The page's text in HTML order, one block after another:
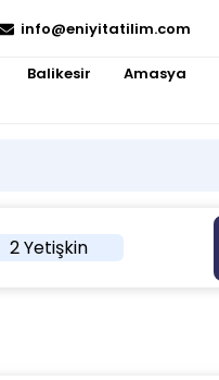
info@eniyitatilim.com
Balikesir Amasya
2 Yetişkin